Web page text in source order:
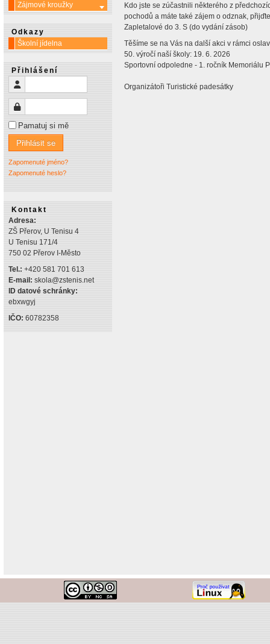
Zájmové kroužky
Více o: Zájmové kroužky
Odkazy
Školní jídelna
Přihlášení
Heslo
Pamatuj si mě
Přihlásit se
Zapomenuté jméno?
Zapomenuté heslo?
Kontakt
Adresa:
ZŠ Přerov, U Tenisu 4
U Tenisu 171/4
750 02 Přerov I-Město
Tel.: +420 581 701 613
E-mail: skola@zstenis.net
ID datové schránky:
ebxwgyj
IČO: 60782358
Kdo jste se zúčastnili některého z
pochodů a máte také zájem o odznak,
Zapletalové do 3. S (do vydání zásob)
Těšíme se na Vás na další akci v rámci oslav
50. výročí naší školy: 19. 6. 2026
Sportovní odpoledne - 1. ročník Memoriálu
Organizátoři Turistické padesátky